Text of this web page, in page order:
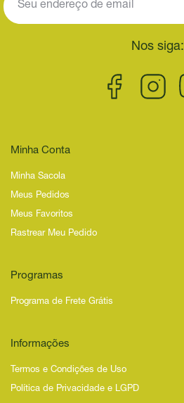
Nos siga:
Minha Conta
Minha Sacola
Meus Pedidos
Meus Favoritos
Rastrear Meu Pedido
Programas
Programa de Frete Grátis
Informações
Termos e Condições de Uso
Política de Privacidade e LGPD